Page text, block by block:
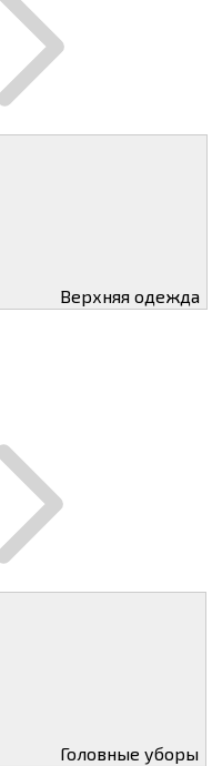
Верхняя одежда
Головные уборы